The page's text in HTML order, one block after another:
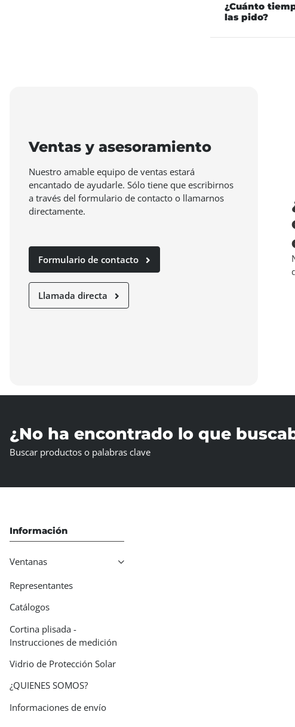
¿Cuánto
las pido?
Ventas y asesoramiento
Nuestro amable equipo de ventas estará
encantado de ayudarle. Sólo tiene que escribirnos
a través del formulario de contacto o llamarnos
directamente.
Formulario de contacto
Llamada directa
¿No ha encontrado lo que
Buscar productos o palabras clave
Información
Ventanas
Representantes
Catálogos
Cortina plisada -
Instrucciones de medición
Vidrio de Protección Solar
¿QUIENES SOMOS?
Informaciones de envío